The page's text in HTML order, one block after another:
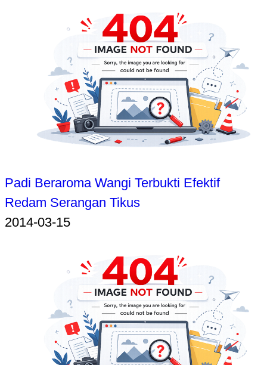
Padi Beraroma Wangi Terbukti Efektif
Redam Serangan Tikus
2014-03-15